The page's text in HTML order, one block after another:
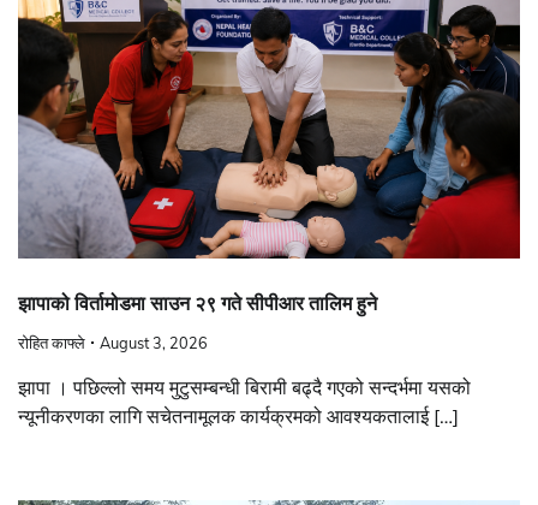
झापाको विर्तामोडमा साउन २९ गते सीपीआर तालिम हुने
रोहित काफ्ले August 3, 2026
झापा । पछिल्लो समय मुटुसम्बन्धी बिरामी बढ्दै गएको सन्दर्भमा यसको
न्यूनीकरणका लागि सचेतनामूलक कार्यक्रमको आवश्यकतालाई […]